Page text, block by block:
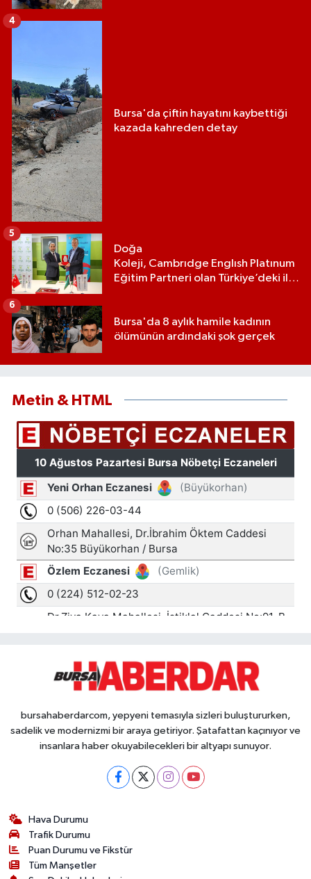
Bursa'da çiftin hayatını kaybettiği
kazada kahreden detay
4
Doğa
Koleji, Cambrıdge Englısh Platınum
Eğitim Partneri olan Türkiye’deki ilk
5
Bursa'da 8 aylık hamile kadının
ölümünün ardındaki şok gerçek
6
Metin & HTML
bursahaberdarcom, yepyeni temasıyla sizleri buluştururken,
sadelik ve modernizmi bir araya getiriyor. Şatafattan kaçınıyor ve
insanlara haber okuyabilecekleri bir altyapı sunuyor.
Hava Durumu
Trafik Durumu
Puan Durumu ve Fikstür
Tüm Manşetler